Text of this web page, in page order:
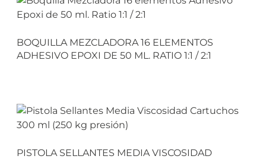
BOQUILLA MEZCLADORA 16 ELEMENTOS
ADHESIVO EPOXI DE 50 ML. RATIO 1:1 / 2:1
PISTOLA SELLANTES MEDIA VISCOSIDAD